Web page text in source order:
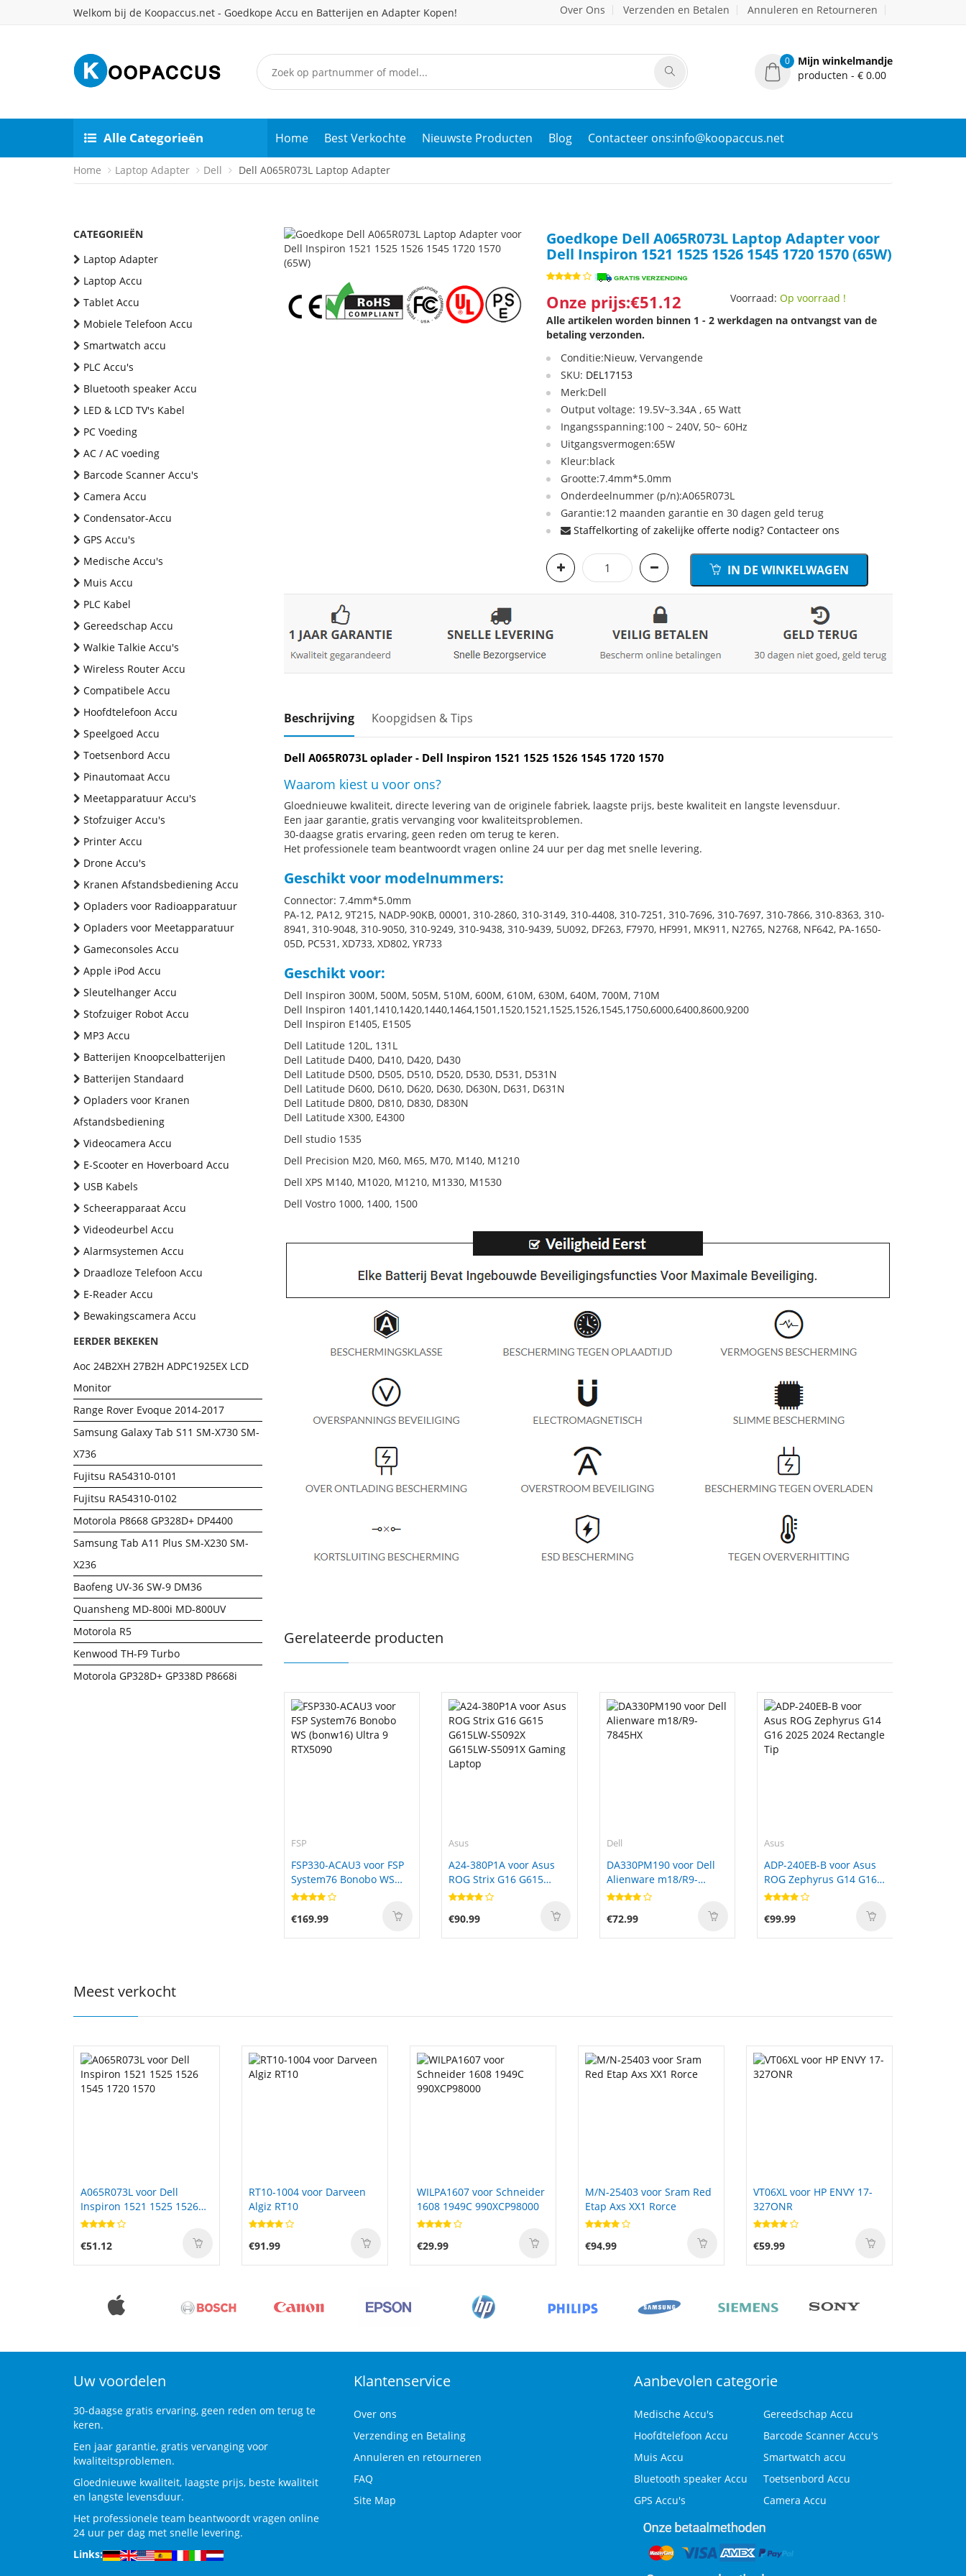
Welkom bij de Koopaccus.net - Goedkope Accu en Batterijen en Adapter Kopen! Over Ons Verzenden en Betalen Annuleren en Retourneren
0
Mijn winkelmandje
producten - € 0.00
Alle Categorieën Home Best Verkochte Nieuwste Producten Blog Contacteer ons:info@koopaccus.net
Home Laptop Adapter Dell Dell A065R073L Laptop Adapter
CATEGORIEËN
Laptop Adapter
Laptop Accu
Tablet Accu
Mobiele Telefoon Accu
Smartwatch accu
PLC Accu's
Bluetooth speaker Accu
LED & LCD TV's Kabel
PC Voeding
AC / AC voeding
Barcode Scanner Accu's
Camera Accu
Condensator-Accu
GPS Accu's
Medische Accu's
Muis Accu
PLC Kabel
Gereedschap Accu
Walkie Talkie Accu's
Wireless Router Accu
Compatibele Accu
Hoofdtelefoon Accu
Speelgoed Accu
Toetsenbord Accu
Pinautomaat Accu
Meetapparatuur Accu's
Stofzuiger Accu's
Printer Accu
Drone Accu's
Kranen Afstandsbediening Accu
Opladers voor Radioapparatuur
Opladers voor Meetapparatuur
Gameconsoles Accu
Apple iPod Accu
Sleutelhanger Accu
Stofzuiger Robot Accu
MP3 Accu
Batterijen Knoopcelbatterijen
Batterijen Standaard
Opladers voor Kranen
Afstandsbediening
Videocamera Accu
E-Scooter en Hoverboard Accu
USB Kabels
Scheerapparaat Accu
Videodeurbel Accu
Alarmsystemen Accu
Draadloze Telefoon Accu
E-Reader Accu
Bewakingscamera Accu
EERDER BEKEKEN
Aoc 24B2XH 27B2H ADPC1925EX LCD
Monitor
Range Rover Evoque 2014-2017
Samsung Galaxy Tab S11 SM-X730 SM-
X736
Fujitsu RA54310-0101
Fujitsu RA54310-0102
Motorola P8668 GP328D+ DP4400
Samsung Tab A11 Plus SM-X230 SM-
X236
Baofeng UV-36 SW-9 DM36
Quansheng MD-800i MD-800UV
Motorola R5
Kenwood TH-F9 Turbo
Motorola GP328D+ GP338D P8668i
Goedkope Dell A065R073L Laptop Adapter voor
Dell Inspiron 1521 1525 1526 1545 1720 1570 (65W)
Onze prijs:€51.12 Voorraad:Op voorraad !
Alle artikelen worden binnen 1 - 2 werkdagen na ontvangst van de
betaling verzonden.
Conditie:Nieuw, Vervangende
SKU: DEL17153
Merk:Dell
Output voltage: 19.5V~3.34A , 65 Watt
Ingangsspanning:100 ~ 240V, 50~ 60Hz
Uitgangsvermogen:65W
Kleur:black
Grootte:7.4mm*5.0mm
Onderdeelnummer (p/n):A065R073L
Garantie:12 maanden garantie en 30 dagen geld terug
Staffelkorting of zakelijke offerte nodig? Contacteer ons
IN DE WINKELWAGEN
Beschrijving Koopgidsen & Tips
Dell A065R073L oplader - Dell Inspiron 1521 1525 1526 1545 1720 1570
Waarom kiest u voor ons?
Gloednieuwe kwaliteit, directe levering van de originele fabriek, laagste prijs, beste kwaliteit en langste levensduur.
Een jaar garantie, gratis vervanging voor kwaliteitsproblemen.
30-daagse gratis ervaring, geen reden om terug te keren.
Het professionele team beantwoordt vragen online 24 uur per dag met snelle levering.
Geschikt voor modelnummers:
Connector: 7.4mm*5.0mm
PA-12, PA12, 9T215, NADP-90KB, 00001, 310-2860, 310-3149, 310-4408, 310-7251, 310-7696, 310-7697, 310-7866, 310-8363, 310-
8941, 310-9048, 310-9050, 310-9249, 310-9438, 310-9439, 5U092, DF263, F7970, HF991, MK911, N2765, N2768, NF642, PA-1650-
05D, PC531, XD733, XD802, YR733
Geschikt voor:
Dell Inspiron 300M, 500M, 505M, 510M, 600M, 610M, 630M, 640M, 700M, 710M
Dell Inspiron 1401,1410,1420,1440,1464,1501,1520,1521,1525,1526,1545,1750,6000,6400,8600,9200
Dell Inspiron E1405, E1505
Dell Latitude 120L, 131L
Dell Latitude D400, D410, D420, D430
Dell Latitude D500, D505, D510, D520, D530, D531, D531N
Dell Latitude D600, D610, D620, D630, D630N, D631, D631N
Dell Latitude D800, D810, D830, D830N
Dell Latitude X300, E4300
Dell studio 1535
Dell Precision M20, M60, M65, M70, M140, M1210
Dell XPS M140, M1020, M1210, M1330, M1530
Dell Vostro 1000, 1400, 1500
Gerelateerde producten
FSP
FSP330-ACAU3 voor FSP
System76 Bonobo WS
(bonw16) Ultra 9
€169.99
Asus
A24-380P1A voor Asus
ROG Strix G16 G615
G615LW-S5092X
G615LW-S5091X Gaming
Laptop
€90.99
Dell
DA330PM190 voor Dell
Alienware m18/R9-
7845HX
€72.99
Asus
ADP-240EB-B voor Asus
ROG Zephyrus G14 G16
2025 2024 Rectangle Tip
€99.99
Meest verkocht
RT10-1004 voor Darveen
Algiz RT10
€91.99
WILPA1607 voor Schneider
1608 1949C 990XCP98000
€29.99
M/N-25403 voor Sram Red
Etap Axs XX1 Rorce
€94.99
VT06XL voor HP ENVY 17-
327ONR
€59.99
CLP745368 voor eDubDub
X2 PDA
€23.99
Uw voordelen
30-daagse gratis ervaring, geen reden om terug te
keren.
Een jaar garantie, gratis vervanging voor
kwaliteitsproblemen.
Gloednieuwe kwaliteit, laagste prijs, beste kwaliteit
en langste levensduur.
Het professionele team beantwoordt vragen online
24 uur per dag met snelle levering.
Links:
Klantenservice
Over ons
Verzending en Betaling
Annuleren en retourneren
FAQ
Site Map
Aanbevolen categorie
Medische Accu's
Gereedschap Accu
Hoofdtelefoon Accu
Barcode Scanner Accu's
Muis Accu
Smartwatch accu
Bluetooth speaker Accu
Toetsenbord Accu
GPS Accu's
Camera Accu